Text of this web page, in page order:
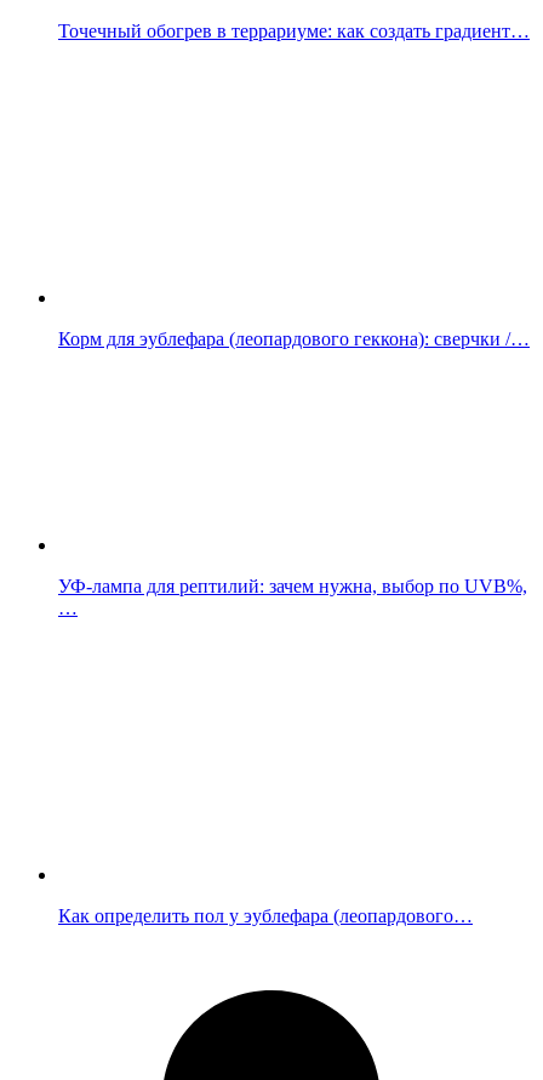
Точечный обогрев в террариуме: как создать градиент…
Корм для эублефара (леопардового геккона): сверчки /…
УФ-лампа для рептилий: зачем нужна, выбор по UVB%,
…
Как определить пол у эублефара (леопардового…